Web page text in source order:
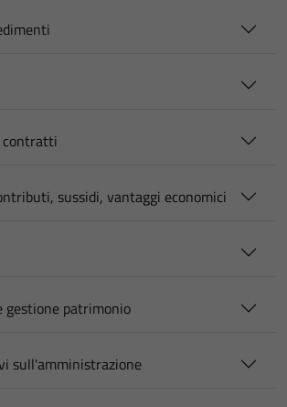
contratti
sussidi, vantaggi economici
gestione patrimonio
sull'amministrazione